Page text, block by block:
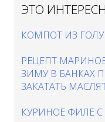
ЭТО
КОМПОТ ИЗ
РЕЦЕПТ
ЗИМУ В БАНКАХ
ЗАКАТАТЬ
КУРИНОЕ ФИЛЕ